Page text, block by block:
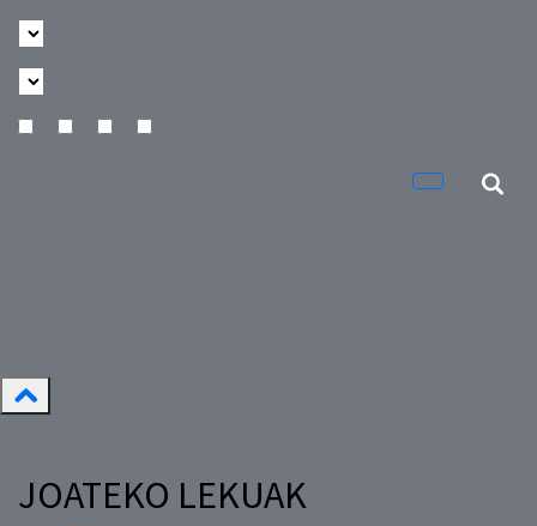
JOATEKO LEKUAK